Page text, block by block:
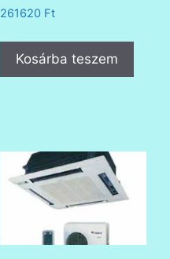
261620 Ft
Kosárba teszem